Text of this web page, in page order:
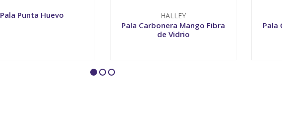
Pala Punta Huevo HALLEY
Pala Carbonera Mango Fibra
de Vidrio
Pala